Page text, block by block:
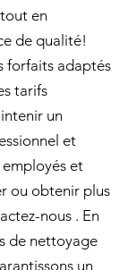
en
de qualité!
forfaits adaptés
tarifs
un
et
et
ou obtenir plus
nous . En
de nettoyage
un